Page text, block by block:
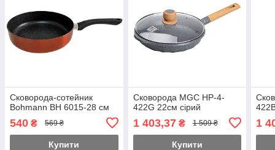
Сковорода-сотейник
Bohmann BH 6015-28 см
540 ₴ 569 ₴
Купити
Сковорода MGC HP-4-
422G 22см сірий
1 403,37₴ 1 509 ₴
Купити
1